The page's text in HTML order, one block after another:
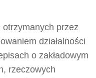
przez
działalności
o zakładowym
rzeczowych